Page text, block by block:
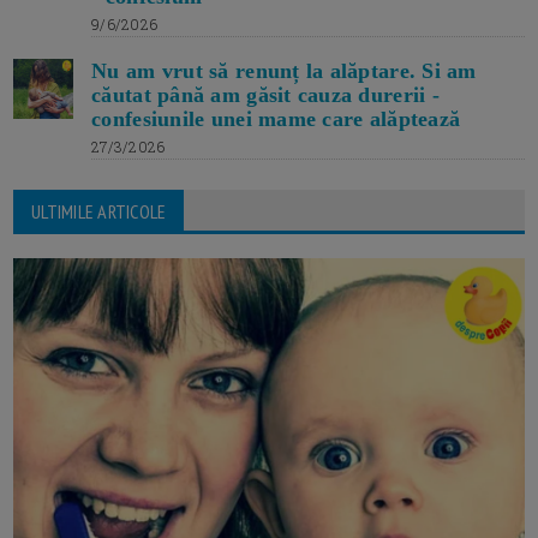
9/6/2026
Nu am vrut să renunț la alăptare. Si am
căutat până am găsit cauza durerii -
confesiunile unei mame care alăptează
27/3/2026
ULTIMILE ARTICOLE